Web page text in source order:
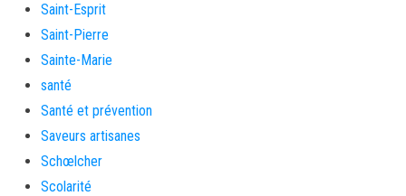
Saint-Esprit
Saint-Pierre
Sainte-Marie
santé
Santé et prévention
Saveurs artisanes
Schœlcher
Scolarité